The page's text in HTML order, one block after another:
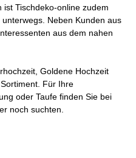
Tischdeko-online zudem
Neben Kunden aus
aus dem nahen
Goldene Hochzeit
Für Ihre
oder Taufe finden Sie bei
noch suchten.